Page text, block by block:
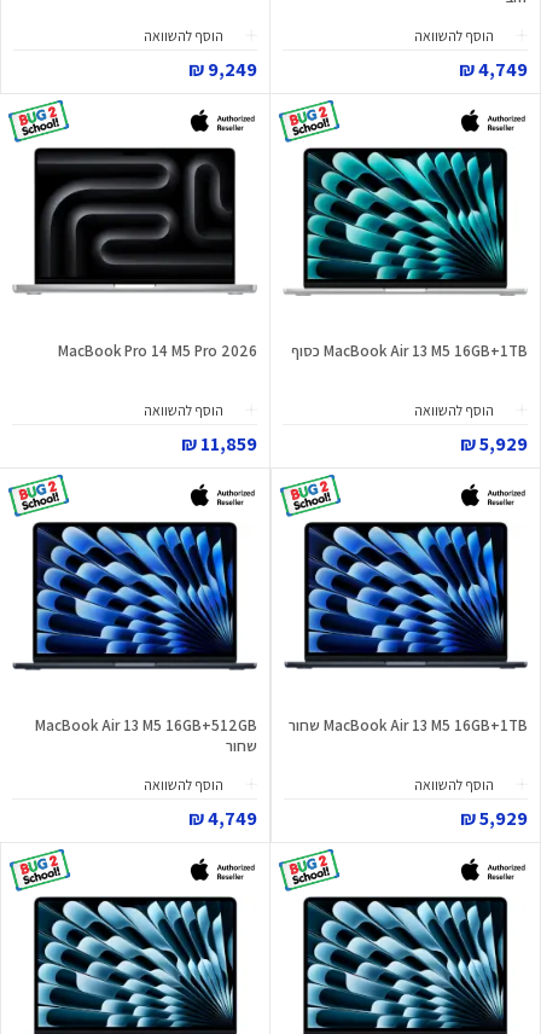
הוסף להשוואה
4,749 ₪
הוסף להשוואה
9,249 ₪
MacBook Air 13 M5 16GB+1TB כסוף
הוסף להשוואה
5,929 ₪
MacBook Pro 14 M5 Pro 2026
הוסף להשוואה
11,859 ₪
MacBook Air 13 M5 16GB+1TB שחור
הוסף להשוואה
5,929 ₪
MacBook Air 13 M5 16GB+512GB
שחור
הוסף להשוואה
4,749 ₪